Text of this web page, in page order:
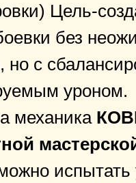
Цель-
без
но с
уроном.
механика
испытать